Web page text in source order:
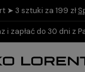
➤ 3 sztuki za 199 zł
i zapłać do 30 dni z